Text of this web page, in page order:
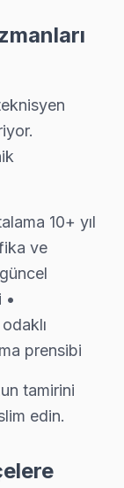
kullanıcı
verileri
arıza,
şeriti, piksel
kartı, tuner
inverter tamiri,
eMMC
ve Wi-
değişimi, smd
için ücretsiz
10+ yıl
ve
•
prensibi
tamirini
edin.